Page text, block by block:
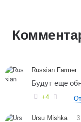
Russian Farmer
Будут еще
+4
Ursu Mishka